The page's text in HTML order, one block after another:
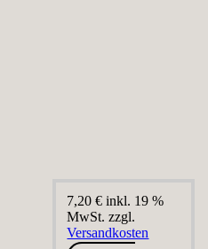
7,20€ inkl. 19 %
MwSt. zzgl.
Versandkosten